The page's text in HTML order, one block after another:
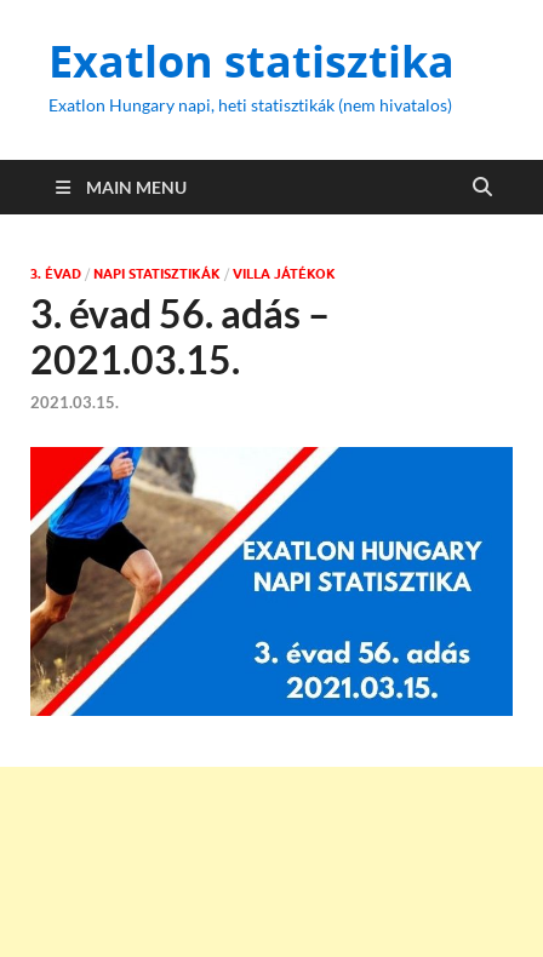
Exatlon statisztika
Exatlon Hungary napi, heti statisztikák (nem hivatalos)
MAIN MENU
3. ÉVAD / NAPI STATISZTIKÁK / VILLA JÁTÉKOK
3. évad 56. adás –
2021.03.15.
2021.03.15.